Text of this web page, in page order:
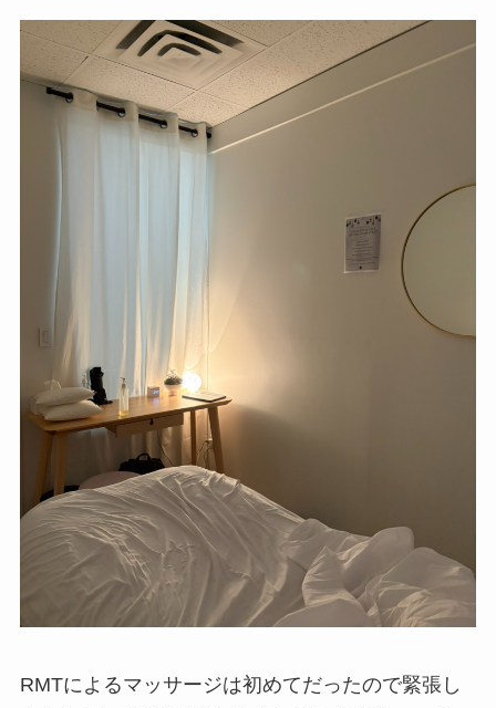
RMTによるマッサージは初めてだったので緊張し